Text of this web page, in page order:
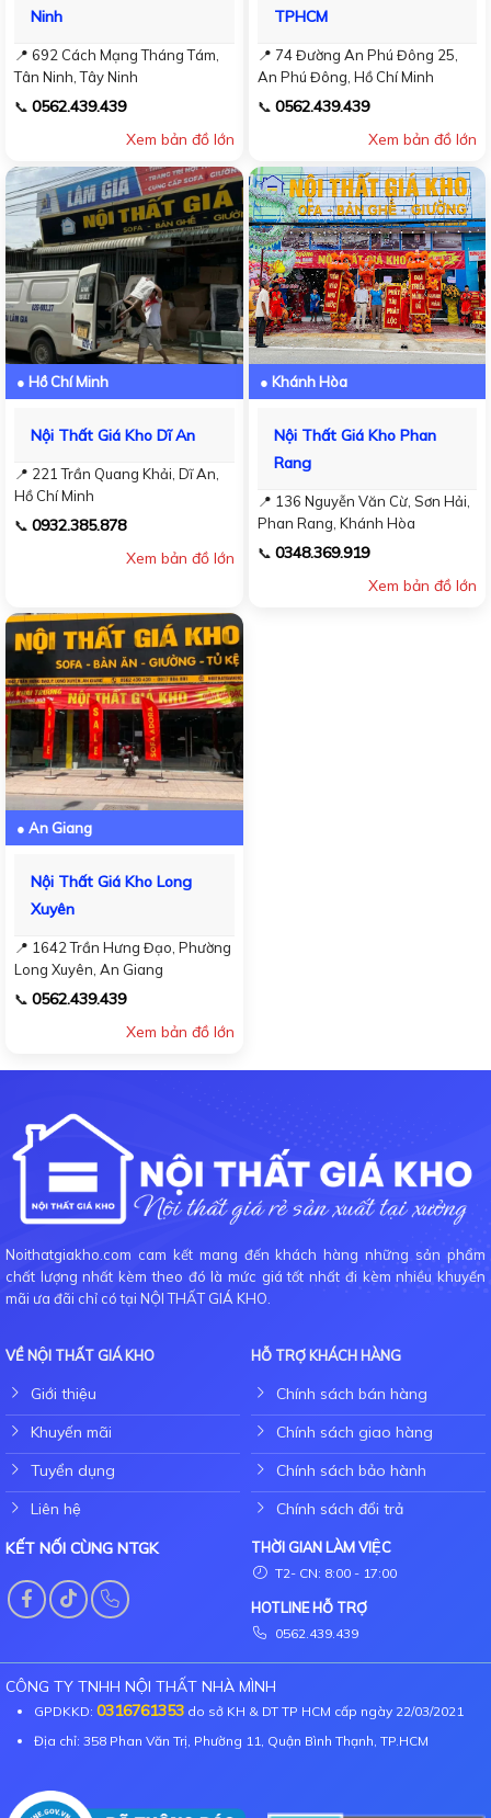
Ninh
📍 692 Cách Mạng Tháng Tám,
Tân Ninh, Tây Ninh
📞 0562.439.439
Xem bản đồ lớn
TPHCM
📍 74 Đường An Phú Đông 25,
An Phú Đông, Hồ Chí Minh
📞 0562.439.439
Xem bản đồ lớn
● Hồ Chí Minh
Nội Thất Giá Kho Dĩ An
📍 221 Trần Quang Khải, Dĩ An,
Hồ Chí Minh
📞 0932.385.878
Xem bản đồ lớn
● Khánh Hòa
Nội Thất Giá Kho Phan
Rang
📍 136 Nguyễn Văn Cừ, Sơn Hải,
Phan Rang, Khánh Hòa
📞 0348.369.919
Xem bản đồ lớn
● An Giang
Nội Thất Giá Kho Long
Xuyên
📍 1642 Trần Hưng Đạo, Phường
Long Xuyên, An Giang
📞 0562.439.439
Xem bản đồ lớn
Noithatgiakho.com cam kết mang đến khách hàng những sản phẩm
chất lượng nhất kèm theo đó là mức giá tốt nhất đi kèm nhiều khuyến
mãi ưa đãi chỉ có tại NỘI THẤT GIÁ KHO.
VỀ NỘI THẤT GIÁ KHO
Giới thiệu
Khuyến mãi
Tuyển dụng
Liên hệ
HỖ TRỢ KHÁCH HÀNG
Chính sách bán hàng
Chính sách giao hàng
Chính sách bảo hành
Chính sách đổi trả
KẾT NỐI CÙNG NTGK
THỜI GIAN LÀM VIỆC
T2- CN: 8:00 - 17:00
HOTLINE HỖ TRỢ
0562.439.439
CÔNG TY TNHH NỘI THẤT NHÀ MÌNH
GPDKKD: 0316761353 do sở KH & DT TP HCM cấp ngày 22/03/2021
Địa chỉ: 358 Phan Văn Trị, Phường 11, Quận Bình Thạnh, TP.HCM